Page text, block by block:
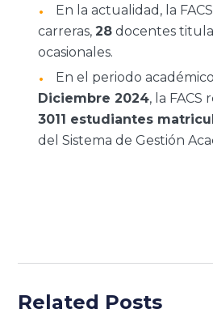
En la actualidad, la
carreras,28 docentes
ocasionales.
En el periodo
Diciembre 2024, la
3011 estudiantes
del Sistema de Gestión
Related Posts